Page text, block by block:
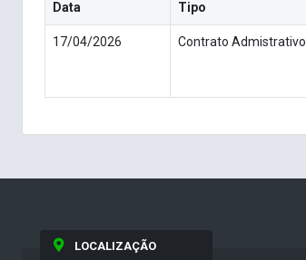
Data Tipo
17/04/2026 Contrato Admistrativo
LOCALIZAÇÃO